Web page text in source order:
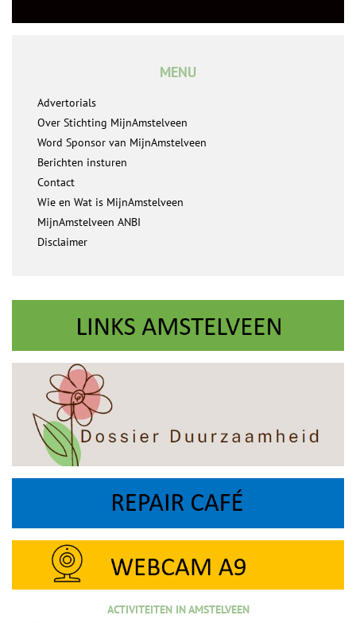
MENU
Advertorials
Over Stichting MijnAmstelveen
Word Sponsor van MijnAmstelveen
Berichten insturen
Contact
Wie en Wat is MijnAmstelveen
MijnAmstelveen ANBI
Disclaimer
ACTIVITEITEN IN AMSTELVEEN